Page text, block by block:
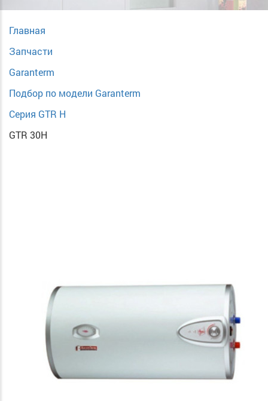
Главная
Запчасти
Garanterm
Подбор по модели Garanterm
Серия GTR H
GTR 30H